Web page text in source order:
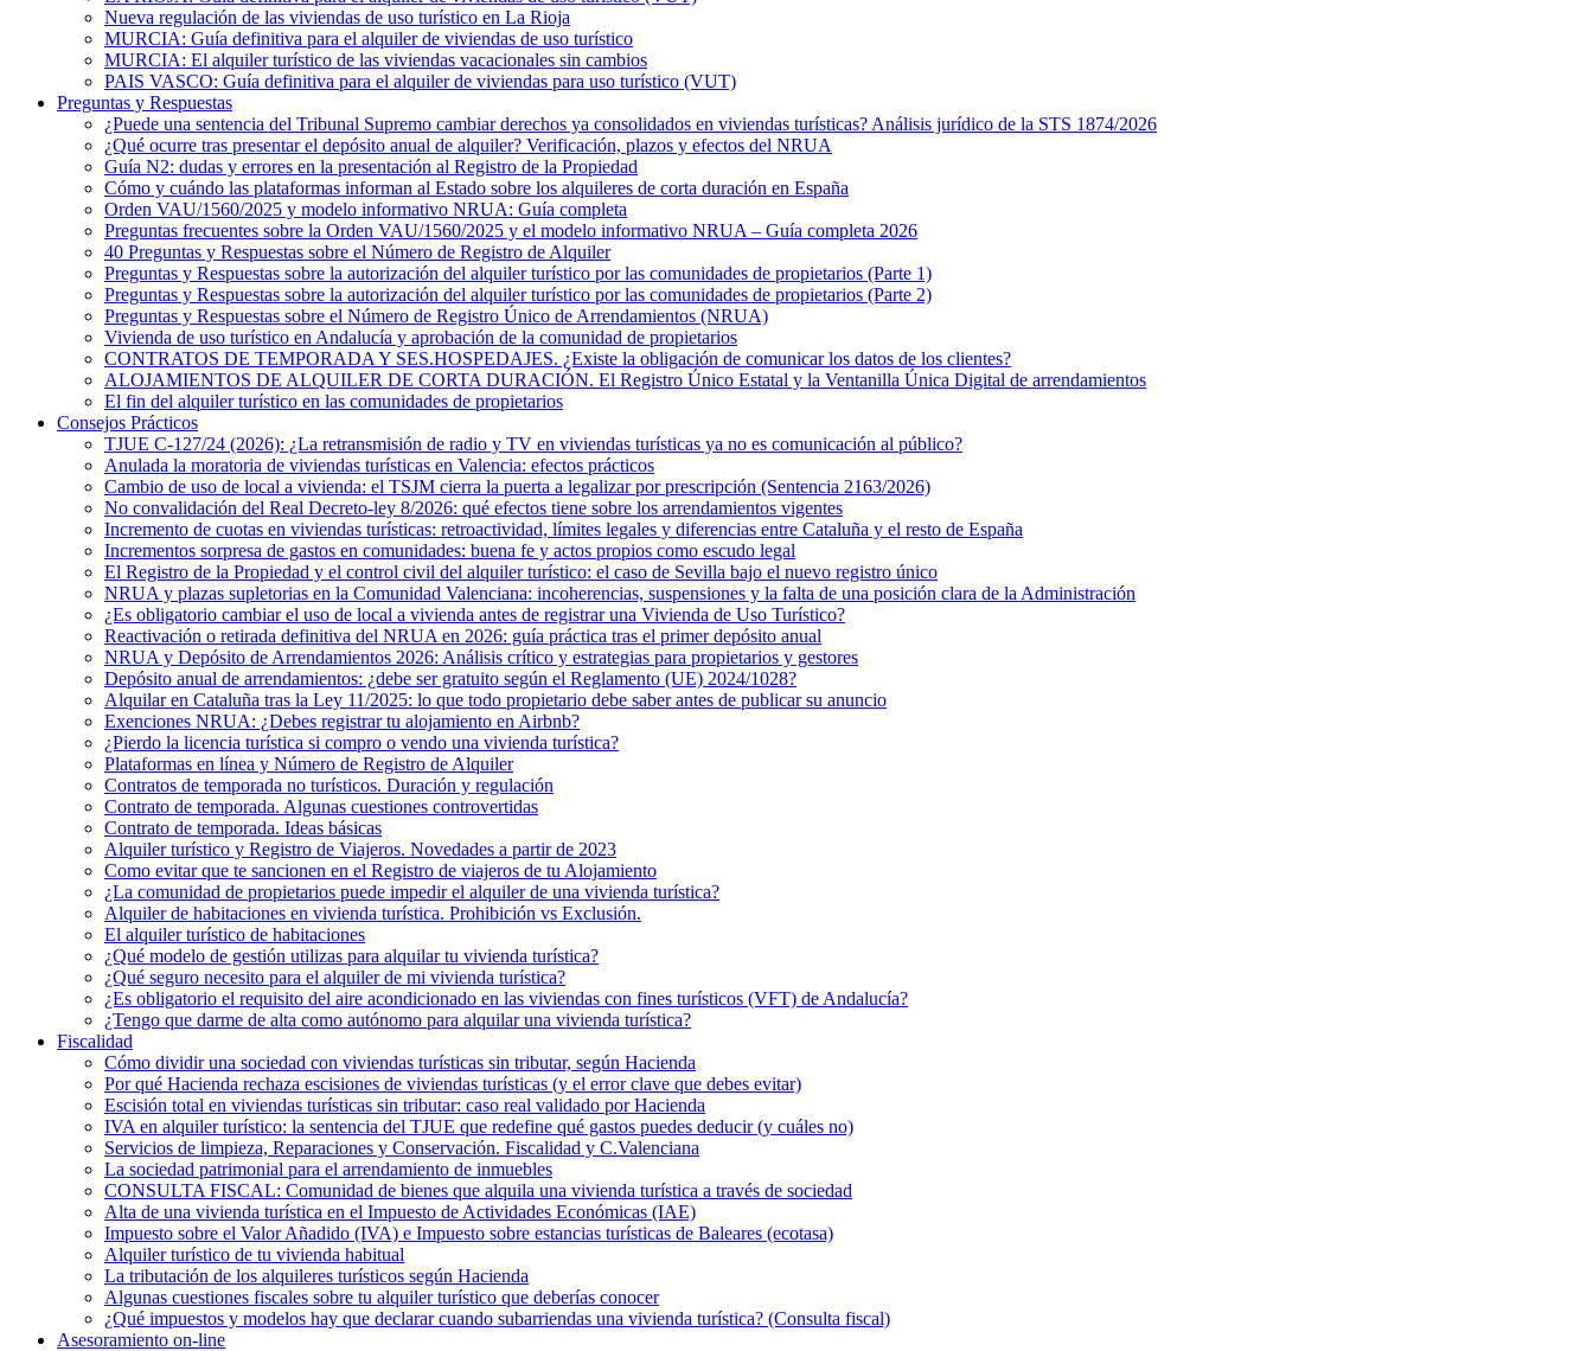
Nueva regulación de las viviendas de uso turístico en La Rioja
MURCIA: Guía definitiva para el alquiler de viviendas de uso turístico
MURCIA: El alquiler turístico de las viviendas vacacionales sin cambios
PAIS VASCO: Guía definitiva para el alquiler de viviendas para uso turístico (VUT)
Preguntas y Respuestas
¿Puede una sentencia del Tribunal Supremo cambiar derechos ya consolidados en viviendas turísticas? Análisis jurídico de la STS 1874/2026
¿Qué ocurre tras presentar el depósito anual de alquiler? Verificación, plazos y efectos del NRUA
Guía N2: dudas y errores en la presentación al Registro de la Propiedad
Cómo y cuándo las plataformas informan al Estado sobre los alquileres de corta duración en España
Orden VAU/1560/2025 y modelo informativo NRUA: Guía completa
Preguntas frecuentes sobre la Orden VAU/1560/2025 y el modelo informativo NRUA – Guía completa 2026
40 Preguntas y Respuestas sobre el Número de Registro de Alquiler
Preguntas y Respuestas sobre la autorización del alquiler turístico por las comunidades de propietarios (Parte 1)
Preguntas y Respuestas sobre la autorización del alquiler turístico por las comunidades de propietarios (Parte 2)
Preguntas y Respuestas sobre el Número de Registro Único de Arrendamientos (NRUA)
Vivienda de uso turístico en Andalucía y aprobación de la comunidad de propietarios
CONTRATOS DE TEMPORADA Y SES.HOSPEDAJES. ¿Existe la obligación de comunicar los datos de los clientes?
ALOJAMIENTOS DE ALQUILER DE CORTA DURACIÓN. El Registro Único Estatal y la Ventanilla Única Digital de arrendamientos
El fin del alquiler turístico en las comunidades de propietarios
Consejos Prácticos
TJUE C-127/24 (2026): ¿La retransmisión de radio y TV en viviendas turísticas ya no es comunicación al público?
Anulada la moratoria de viviendas turísticas en Valencia: efectos prácticos
Cambio de uso de local a vivienda: el TSJM cierra la puerta a legalizar por prescripción (Sentencia 2163/2026)
No convalidación del Real Decreto-ley 8/2026: qué efectos tiene sobre los arrendamientos vigentes
Incremento de cuotas en viviendas turísticas: retroactividad, límites legales y diferencias entre Cataluña y el resto de España
Incrementos sorpresa de gastos en comunidades: buena fe y actos propios como escudo legal
El Registro de la Propiedad y el control civil del alquiler turístico: el caso de Sevilla bajo el nuevo registro único
NRUA y plazas supletorias en la Comunidad Valenciana: incoherencias, suspensiones y la falta de una posición clara de la Administración
¿Es obligatorio cambiar el uso de local a vivienda antes de registrar una Vivienda de Uso Turístico?
Reactivación o retirada definitiva del NRUA en 2026: guía práctica tras el primer depósito anual
NRUA y Depósito de Arrendamientos 2026: Análisis crítico y estrategias para propietarios y gestores
Depósito anual de arrendamientos: ¿debe ser gratuito según el Reglamento (UE) 2024/1028?
Alquilar en Cataluña tras la Ley 11/2025: lo que todo propietario debe saber antes de publicar su anuncio
Exenciones NRUA: ¿Debes registrar tu alojamiento en Airbnb?
¿Pierdo la licencia turística si compro o vendo una vivienda turística?
Plataformas en línea y Número de Registro de Alquiler
Contratos de temporada no turísticos. Duración y regulación
Contrato de temporada. Algunas cuestiones controvertidas
Contrato de temporada. Ideas básicas
Alquiler turístico y Registro de Viajeros. Novedades a partir de 2023
Como evitar que te sancionen en el Registro de viajeros de tu Alojamiento
¿La comunidad de propietarios puede impedir el alquiler de una vivienda turística?
Alquiler de habitaciones en vivienda turística. Prohibición vs Exclusión.
El alquiler turístico de habitaciones
¿Qué modelo de gestión utilizas para alquilar tu vivienda turística?
¿Qué seguro necesito para el alquiler de mi vivienda turística?
¿Es obligatorio el requisito del aire acondicionado en las viviendas con fines turísticos (VFT) de Andalucía?
¿Tengo que darme de alta como autónomo para alquilar una vivienda turística?
Fiscalidad
Cómo dividir una sociedad con viviendas turísticas sin tributar, según Hacienda
Por qué Hacienda rechaza escisiones de viviendas turísticas (y el error clave que debes evitar)
Escisión total en viviendas turísticas sin tributar: caso real validado por Hacienda
IVA en alquiler turístico: la sentencia del TJUE que redefine qué gastos puedes deducir (y cuáles no)
Servicios de limpieza, Reparaciones y Conservación. Fiscalidad y C.Valenciana
La sociedad patrimonial para el arrendamiento de inmuebles
CONSULTA FISCAL: Comunidad de bienes que alquila una vivienda turística a través de sociedad
Alta de una vivienda turística en el Impuesto de Actividades Económicas (IAE)
Impuesto sobre el Valor Añadido (IVA) e Impuesto sobre estancias turísticas de Baleares (ecotasa)
Alquiler turístico de tu vivienda habitual
La tributación de los alquileres turísticos según Hacienda
Algunas cuestiones fiscales sobre tu alquiler turístico que deberías conocer
¿Qué impuestos y modelos hay que declarar cuando subarriendas una vivienda turística? (Consulta fiscal)
Asesoramiento on-line